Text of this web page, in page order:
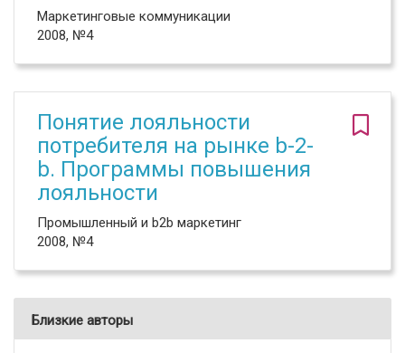
Маркетинговые коммуникации
2008, №4
Понятие лояльности
потребителя на рынке b-2-
b. Программы повышения
лояльности
Промышленный и b2b маркетинг
2008, №4
Близкие авторы